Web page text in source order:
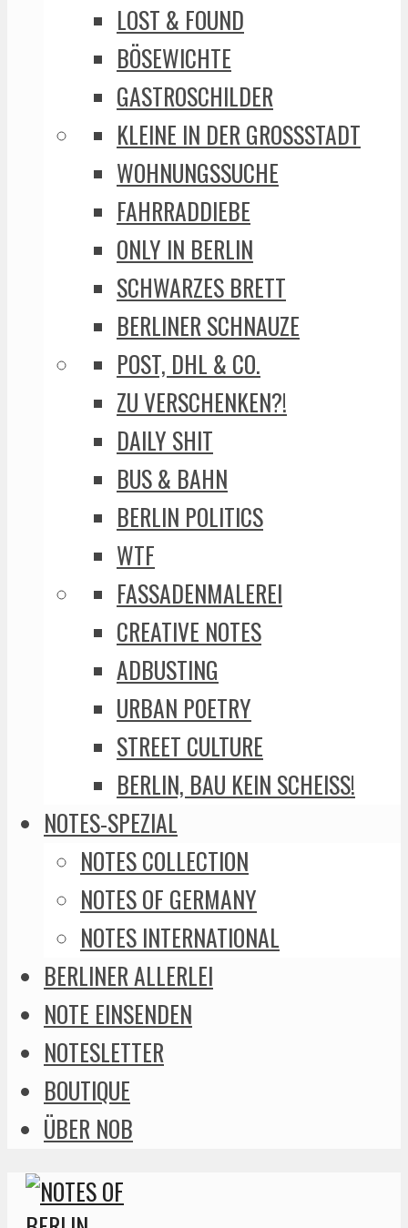
LOST & FOUND
BÖSEWICHTE
GASTROSCHILDER
KLEINE IN DER GROSSSTADT
WOHNUNGSSUCHE
FAHRRADDIEBE
ONLY IN BERLIN
SCHWARZES BRETT
BERLINER SCHNAUZE
POST, DHL & CO.
ZU VERSCHENKEN?!
DAILY SHIT
BUS & BAHN
BERLIN POLITICS
WTF
FASSADENMALEREI
CREATIVE NOTES
ADBUSTING
URBAN POETRY
STREET CULTURE
BERLIN, BAU KEIN SCHEISS!
NOTES-SPEZIAL
NOTES COLLECTION
NOTES OF GERMANY
NOTES INTERNATIONAL
BERLINER ALLERLEI
NOTE EINSENDEN
NOTESLETTER
BOUTIQUE
ÜBER NOB